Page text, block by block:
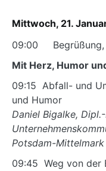
Mittwoch, 21.
09:00 Begrüßung,
Mit Herz, Humor
09:15 Abfall- und
und Humor
Daniel Bigalke,
Potsdam-Mittelmark
09:45 Weg von der